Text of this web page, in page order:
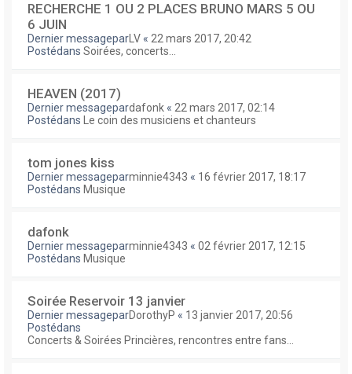
RECHERCHE 1 OU 2 PLACES BRUNO MARS 5 OU
6 JUIN
Dernier messagepar LV « 22 mars 2017, 20:42
Postédans Soirées, concerts...
HEAVEN (2017)
Dernier messagepardafonk « 22 mars 2017, 02:14
Postédans
Le coin des musiciens et chanteurs
tom jones kiss
Dernier messageparminnie4343 « 16 février 2017, 18:17
Postédans Musique
dafonk
Dernier messageparminnie4343 « 02 février 2017, 12:15
Postédans Musique
Soirée Reservoir 13 janvier
Dernier messageparDorothyP « 13 janvier 2017, 20:56
Postédans
Concerts & Soirées Princières, rencontres entre fans...